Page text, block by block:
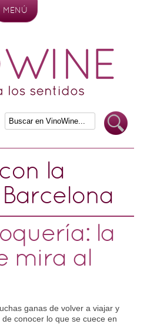
MENÚ
la
Barcelona
la
mira al
ganas de volver a viajar y
de conocer lo que se cuece en